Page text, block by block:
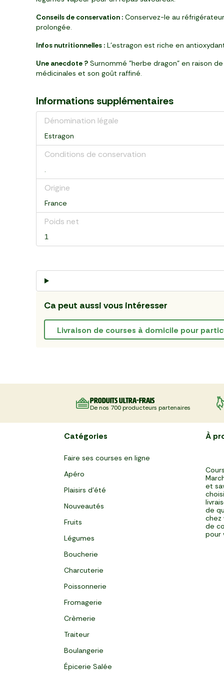
Conseils de conservation : Conservez-le au
prolongée.
Infos nutritionnelles : L'estragon est riche en
Une anecdote ? Surnommé "herbe dragon" en raison
médicinales et son goût raffiné.
Informations supplémentaires
Dénomination légale
Estragon
Conditions de conservation
.
Origine
France
Poids net
1
Ca peut aussi vous intéresser
livraison de courses à domicile pour
Produits ultra-frais
De nos 700 producteurs partenaires
Catégories
Faire ses courses en ligne
Apéro
Plaisirs d'été
Nouveautés
Fruits
Légumes
Boucherie
Charcuterie
Poissonnerie
Fromagerie
Crèmerie
Traiteur
Boulangerie
Épicerie Salée
À
et
de
chez
de
pour